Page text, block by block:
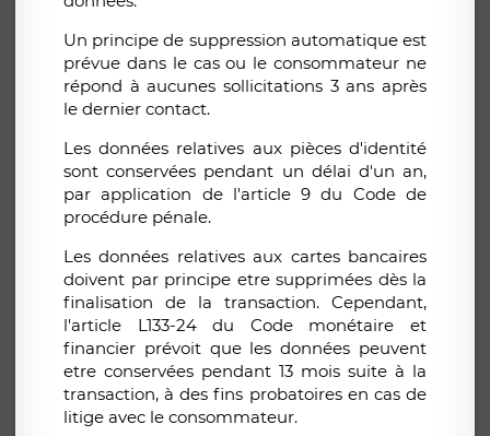
Un principe de suppression automatique est
prévue dans le cas ou le consommateur ne
répond à aucunes sollicitations 3 ans après
le dernier contact.
Les données relatives aux pièces d'identité
sont conservées pendant un délai d'un an,
par application de l'article 9 du Code de
procédure pénale.
Les données relatives aux cartes bancaires
doivent par principe etre supprimées dès la
finalisation de la transaction. Cependant,
l'article L133-24 du Code monétaire et
financier prévoit que les données peuvent
etre conservées pendant 13 mois suite à la
transaction, à des fins probatoires en cas de
litige avec le consommateur.